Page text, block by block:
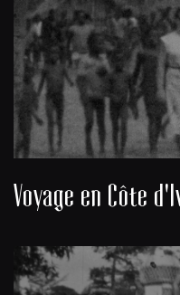
Voyage en Côte